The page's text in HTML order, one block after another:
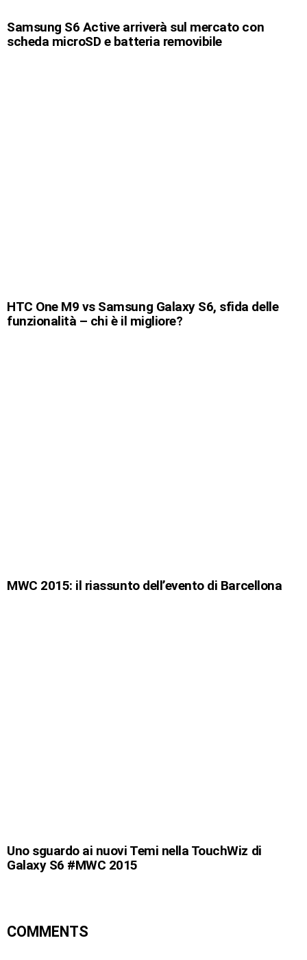
Samsung S6 Active arriverà sul mercato con
scheda microSD e batteria removibile
HTC One M9 vs Samsung Galaxy S6, sfida delle
funzionalità – chi è il migliore?
MWC 2015: il riassunto dell’evento di Barcellona
Uno sguardo ai nuovi Temi nella TouchWiz di
Galaxy S6 #MWC 2015
COMMENTS